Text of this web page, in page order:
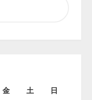
金 土
日